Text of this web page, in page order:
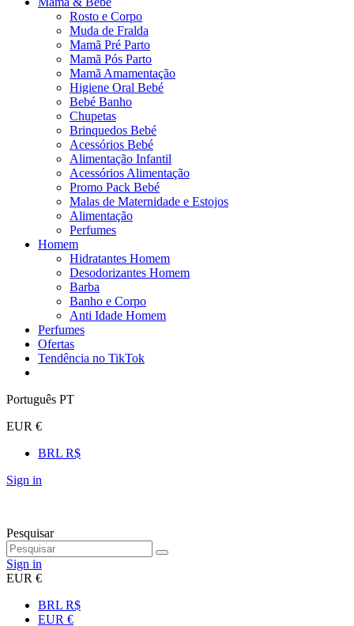
Rosto e Corpo
Muda de Fralda
Mamã Pré Parto
Mamã Pós Parto
Mamã Amamentação
Higiene Oral Bebé
Bebé Banho
Chupetas
Brinquedos Bebé
Acessórios Bebé
Alimentação Infantil
Acessórios Alimentação
Promo Pack Bebé
Malas de Maternidade e Estojos
Alimentação
Perfumes
Homem
Hidratantes Homem
Desodorizantes Homem
Barba
Banho e Corpo
Anti Idade Homem
Perfumes
Ofertas
Tendência no TikTok
Português PT
EUR €
BRL R$
Sign in
Pesquisar
Sign in
EUR €
BRL R$
EUR €